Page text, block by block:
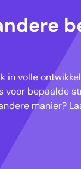
in volle
voor bepaalde
manier?